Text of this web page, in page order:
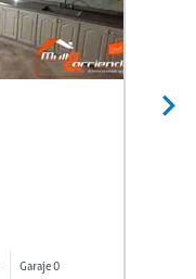
Garaje 0